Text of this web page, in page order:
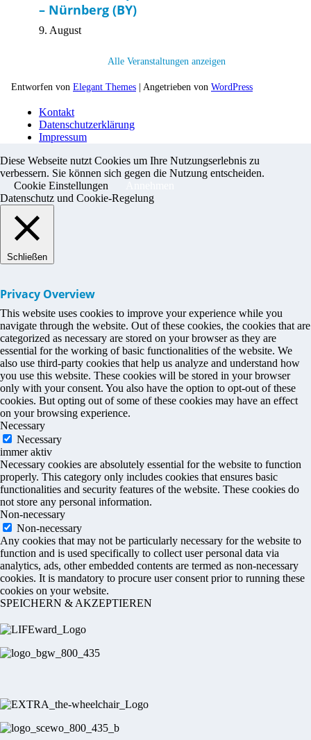
– Nürnberg (BY)
9. August
Alle Veranstaltungen anzeigen
Entworfen von Elegant Themes | Angetrieben von WordPress
Kontakt
Datenschutzerklärung
Impressum
Diese Webseite nutzt Cookies um Ihre Nutzungserlebnis zu
verbessern. Sie können sich gegen die Nutzung entscheiden.
Cookie Einstellungen
Datenschutz und Cookie-Regelung
Schließen
Privacy Overview
This website uses cookies to improve your experience while you
navigate through the website. Out of these cookies, the cookies that are
categorized as necessary are stored on your browser as they are
essential for the working of basic functionalities of the website. We
also use third-party cookies that help us analyze and understand how
you use this website. These cookies will be stored in your browser
only with your consent. You also have the option to opt-out of these
cookies. But opting out of some of these cookies may have an effect
on your browsing experience.
Necessary
Necessary
immer aktiv
Necessary cookies are absolutely essential for the website to function
properly. This category only includes cookies that ensures basic
functionalities and security features of the website. These cookies do
not store any personal information.
Non-necessary
Non-necessary
Any cookies that may not be particularly necessary for the website to
function and is used specifically to collect user personal data via
analytics, ads, other embedded contents are termed as non-necessary
cookies. It is mandatory to procure user consent prior to running these
cookies on your website.
SPEICHERN & AKZEPTIEREN